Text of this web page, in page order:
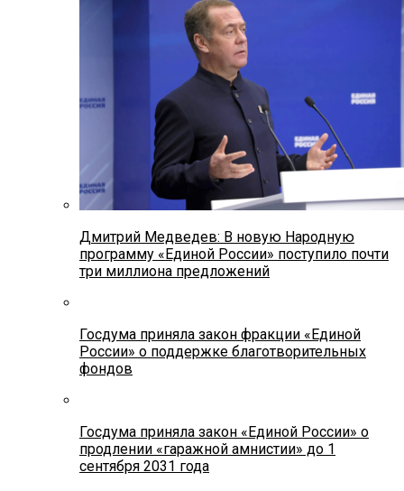
Дмитрий Медведев: В новую Народную
программу «Единой России» поступило почти
три миллиона предложений
Госдума приняла закон фракции «Единой
России» о поддержке благотворительных
фондов
Госдума приняла закон «Единой России» о
продлении «гаражной амнистии» до 1
сентября 2031 года